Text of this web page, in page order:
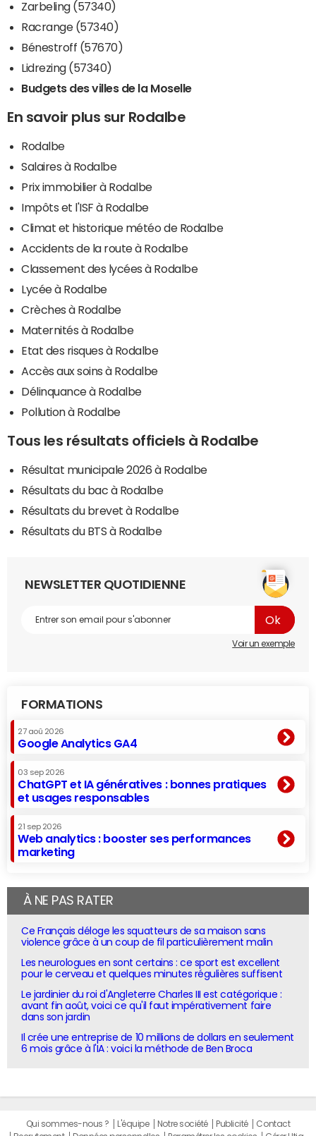
Zarbeling (57340)
Racrange (57340)
Bénestroff (57670)
Lidrezing (57340)
Budgets des villes de la Moselle
En savoir plus sur Rodalbe
Rodalbe
Salaires à Rodalbe
Prix immobilier à Rodalbe
Impôts et l'ISF à Rodalbe
Climat et historique météo de Rodalbe
Accidents de la route à Rodalbe
Classement des lycées à Rodalbe
Lycée à Rodalbe
Crèches à Rodalbe
Maternités à Rodalbe
Etat des risques à Rodalbe
Accès aux soins à Rodalbe
Délinquance à Rodalbe
Pollution à Rodalbe
Tous les résultats officiels à Rodalbe
Résultat municipale 2026 à Rodalbe
Résultats du bac à Rodalbe
Résultats du brevet à Rodalbe
Résultats du BTS à Rodalbe
NEWSLETTER QUOTIDIENNE
Voir un exemple
FORMATIONS
27 aoû 2026
Google Analytics GA4
03 sep 2026
ChatGPT et IA génératives : bonnes pratiques
et usages responsables
21 sep 2026
Web analytics : booster ses performances
marketing
À NE PAS RATER
Ce Français déloge les squatteurs de sa maison sans
violence grâce à un coup de fil particulièrement malin
Les neurologues en sont certains : ce sport est excellent
pour le cerveau et quelques minutes régulières suffisent
Le jardinier du roi d'Angleterre Charles III est catégorique :
avant fin août, voici ce qu'il faut impérativement faire
dans son jardin
Il crée une entreprise de 10 millions de dollars en seulement
6 mois grâce à l'IA : voici la méthode de Ben Broca
Qui sommes-nous ? L'équipe Notre société Publicité
Contact